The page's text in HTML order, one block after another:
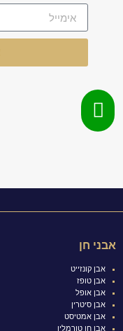
אבני חן
אבן קונזייט
אבן טופז
אבן אופל
אבן סיטרין
אבן אמטיסט
אבן חן טורמלין